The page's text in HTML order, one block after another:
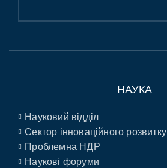
НАУКА
Науковий відділ
Сектор інноваційного розвитку
Проблемна НДР
Наукові форуми